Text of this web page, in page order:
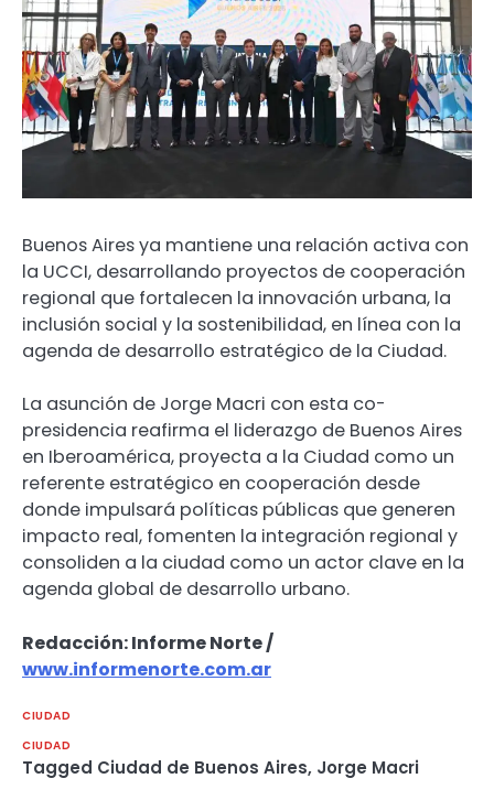
Buenos Aires ya mantiene una relación activa con
la UCCI, desarrollando proyectos de cooperación
regional que fortalecen la innovación urbana, la
inclusión social y la sostenibilidad, en línea con la
agenda de desarrollo estratégico de la Ciudad.
La asunción de Jorge Macri con esta co-
presidencia reafirma el liderazgo de Buenos Aires
en Iberoamérica, proyecta a la Ciudad como un
referente estratégico en cooperación desde
donde impulsará políticas públicas que generen
impacto real, fomenten la integración regional y
consoliden a la ciudad como un actor clave en la
agenda global de desarrollo urbano.
Redacción: Informe Norte /
www.informenorte.com.ar
CIUDAD
CIUDAD
Tagged Ciudad de Buenos Aires, Jorge Macri